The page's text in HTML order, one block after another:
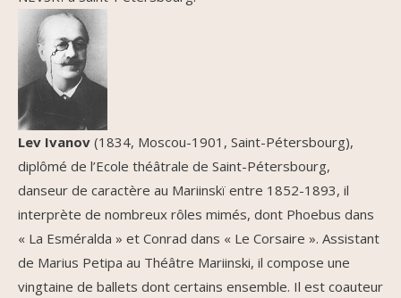
Lev Ivanov (1834, Moscou-1901, Saint-Pétersbourg),
diplômé de l’Ecole théâtrale de Saint-Pétersbourg,
danseur de caractère au Mariinskï entre 1852-1893, il
interprète de nombreux rôles mimés, dont Phoebus dans
« La Esméralda » et Conrad dans « Le Corsaire ». Assistant
de Marius Petipa au Théâtre Mariinski, il compose une
vingtaine de ballets dont certains ensemble. Il est coauteur